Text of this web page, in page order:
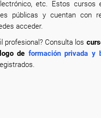
etc. Estos cursos
públicas y cuentan con
acceder.
profesional? Consulta los
de formación privada y